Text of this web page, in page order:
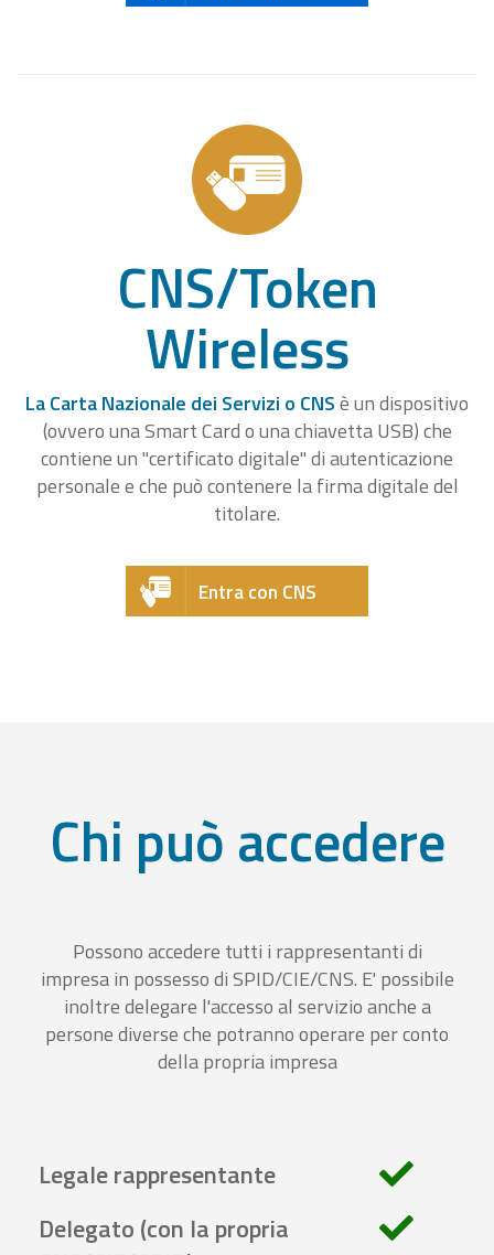
CNS/Token
Wireless
La Carta Nazionale dei Servizi o CNSè un dispositivo
(ovvero una Smart Card o una chiavetta USB) che
contiene un "certificato digitale" di autenticazione
personale e che può contenere la firma digitale del
titolare.
Entra con CNS
Chi può accedere
Possono accedere tutti i rappresentanti di
impresa in possesso di SPID/CIE/CNS. E' possibile
inoltre delegare l'accesso al servizio anche a
persone diverse che potranno operare per conto
della propria impresa
Legale rappresentante
Delegato (con la propria